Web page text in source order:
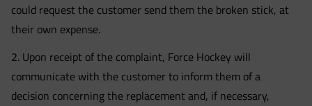
could request the customer send them the broken stick, at
their own expense.
2. Upon receipt of the complaint, Force Hockey will
communicate with the customer to inform them of a
decision concerning the replacement and, if necessary,